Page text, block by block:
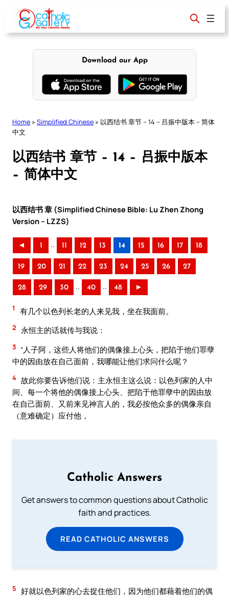
content
Download our App
Home » Simplified Chinese » 以西结书 章节 – 14 – 吕振中版本 – 简体
中文
以西结书 章节 – 14 – 吕振中版本
– 简体中文
以西结书 章 (Simplified Chinese Bible: Lu Zhen Zhong
Version – LZZS)
◄ 1 .. 11 12 13 14 15 16 17 18
19 20 21 22 23 24 25 26 27
28 29 30 .. 40 .. 48 ►
1 有几个以色列长老的人来见我，坐在我面前。
2 永恒主的话就传与我说：
3 “人子阿，这些人将他们的偶像接上心头，把陷于他们罪孽
中的因由放在自己面前，我哪能让他们求问什么呢？
4 故此你要告诉他们说：主永恒主这么说：以色列家的人中
间、每一个将他的偶像接上心头、把陷于他罪孽中的因由放
在自己面前、又前来见神言人的，我必按他众多的偶像亲自
（意难确定）应付他，
Catholic Answers
Get answers to common questions about Catholic
faith and practices.
READ CATHOLIC ANSWERS
5 好就以色列家的心去捉住他们，因为他们都藉着他们的偶